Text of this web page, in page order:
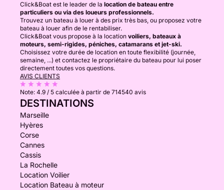
Click&Boat est le leader de la location de bateau entre
particuliers ou via des loueurs professionnels.
Trouvez un bateau à louer à des prix très bas, ou proposez votre
bateau à louer afin de le rentabiliser.
Click&Boat vous propose à la location voiliers, bateaux à
moteurs, semi-rigides, péniches, catamarans et jet-ski.
Choisissez votre durée de location en toute flexibilité (journée,
semaine, ...) et contactez le propriétaire du bateau pour lui poser
directement toutes vos questions.
AVIS CLIENTS
Note: 4.9 / 5 calculée à partir de 714540 avis
DESTINATIONS
Marseille
Hyères
Corse
Cannes
Cassis
La Rochelle
Location Voilier
Location Bateau à moteur